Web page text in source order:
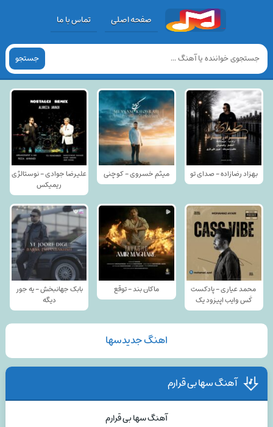
صفحه اصلی تماس با ما
جستجو
بهزاد رضازاده - صدای تو میثم خسروی - کوچنی
علیرضا جوادی - نوستالژی
ریمیکس
محمد عیاری - پادکست
کَس وایب اپیزود یک
ماکان بند - توقع
بابک جهانبخش - یه جور
دیگه
اهنگ جدیدسها
آهنگ سها بی قرارم
آهنگ سها بی قرارم